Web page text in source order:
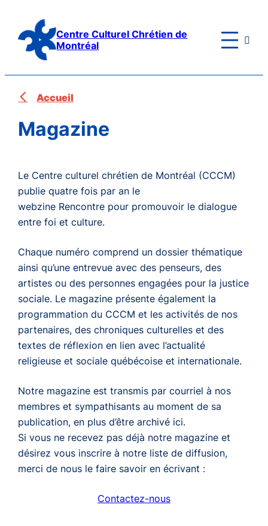
contenu
Centre Culturel Chrétien de
Montréal

Accueil
Magazine
Le Centre culturel chrétien de Montréal (CCCM)
publie quatre fois par an le
webzine Rencontre pour promouvoir le dialogue
entre foi et culture.
Chaque numéro comprend un dossier thématique
ainsi qu’une entrevue avec des penseurs, des
artistes ou des personnes engagées pour la justice
sociale. Le magazine présente également la
programmation du CCCM et les activités de nos
partenaires, des chroniques culturelles et des
textes de réflexion en lien avec l’actualité
religieuse et sociale québécoise et internationale.
Notre magazine est transmis par courriel à nos
membres et sympathisants au moment de sa
publication, en plus d’être archivé ici.
Si vous ne recevez pas déjà notre magazine et
désirez vous inscrire à notre liste de diffusion,
merci de nous le faire savoir en écrivant :
Contactez-nous